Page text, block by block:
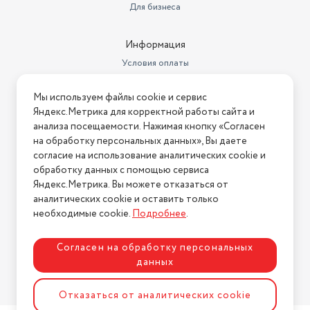
Для бизнеса
Информация
Условия оплаты
Условия возврата
Нашли ошибку на сайте? Напишите нам
2026 © Интернет-магазин "АстМаркет". У нас есть всё!
Политика конфиденциальности
Разработка сайтаASTDESIGN
Мы используем файлы cookie и сервис
Яндекс.Метрика для корректной работы сайта и
анализа посещаемости. Нажимая кнопку «Согласен
на обработку персональных данных», Вы даете
согласие на использование аналитических cookie и
обработку данных с помощью сервиса
Яндекс.Метрика. Вы можете отказаться от
аналитических cookie и оставить только
необходимые cookie.Подробнее.
Согласен на обработку персональных
данных
Отказаться от аналитических cookie